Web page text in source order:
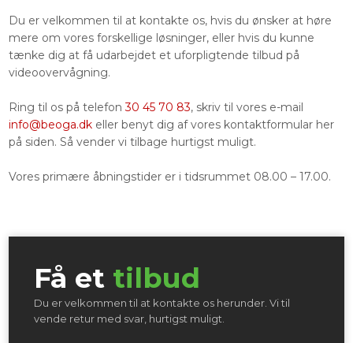
Du er velkommen til at kontakte os, hvis du ønsker at høre
mere om vores forskellige løsninger, eller hvis du kunne
tænke dig at få udarbejdet et uforpligtende tilbud på
videoovervågning.
Ring til os på telefon30 45 70 83, skriv til vores e-mail
info@beoga.dkeller benyt dig af vores kontaktformular her
på siden. Så vender vi tilbage hurtigst muligt.
Vores primære åbningstider er i tidsrummet 08.00 – 17.00.
Få et tilbud​
Du er velkommen til at kontakte os herunder. Vi til
vende retur med svar, hurtigst muligt.​​